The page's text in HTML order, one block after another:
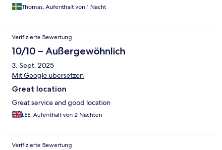
Thomas, Aufenthalt von 1 Nacht
Verifizierte Bewertung
10/10 – Außergewöhnlich
3. Sept. 2025
Mit Google übersetzen
Great location
Great service and good location
LEE, Aufenthalt von 2 Nächten
Verifizierte Bewertung